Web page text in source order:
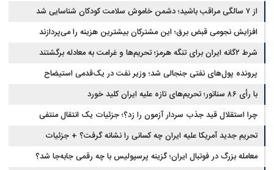
از ۷ سالگی مراقب باشید؛ دشمن خاموش سلامت کودکان شناسایی شد
افزایش نجومی قبض برق؛ این مشترکان بیشترین هزینه را می‌پردازند
شرط ۲گانه ایران برای تنگه هرمز؛ تحریم‌ها و غرامت به معادله برگشتند
پرونده پول‌های نفتی جنجالی شد؛ وزیر نفت در یک‌قدمی استیضاح
با رأی ۸۶ سناتور؛ تحریم‌های تازه علیه ایران کلید خورد
چرا استقلال قید جذب سردار آزمون را زد؟؛ جزئیات یک انتقال منتفی
تحریم جدید آمریکا علیه ایران چه کسانی را نشانه گرفت؟ + جزئیات
معامله بزرگ در فوتبال ایران؛ گزینه پرسپولیس با چه رقمی جابه‌جا شد؟